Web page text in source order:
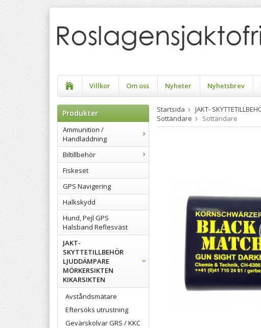
Villkor Om oss Nyheter Nyhetsbrev
Produkter
Ammunition /
Handladdning
Biltillbehör
Fiskeset
GPS Navigering
Halkskydd
Hund, Pejl GPS
Halsband Reflesväst
JAKT-
SKYTTETILLBEHÖR
LJUDDÄMPARE
MÖRKERSIKTEN
KIKARSIKTEN
Avståndsmätare
Eftersöks utrustning
Gevärskolvar GRS / KKC
Startsida JAKT-
Sottändare
Sottändare